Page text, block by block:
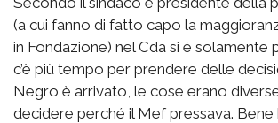
(a cui fanno di fatto capo la
in Fondazione) nel Cda si è solamente
c’è più tempo per prendere delle
Negro è arrivato, le cose erano
decidere perché il Mef pressava.